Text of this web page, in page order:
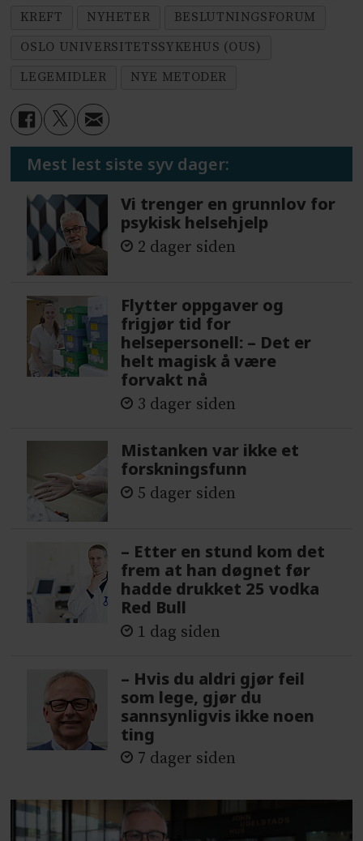
KREFT NYHETER
BESLUTNINGSFORUM
OSLO UNIVERSITETSSYKEHUS (OUS)
LEGEMIDLER
NYE METODER
Mest lest siste syv dager:
Vi trenger en grunnlov for
psykisk helsehjelp
2 dager siden
Flytter oppgaver og
frigjør tid for
helsepersonell: – Det er
helt magisk å være
forvakt nå
3 dager siden
Mistanken var ikke et
forskningsfunn
5 dager siden
– Etter en stund kom det
frem at han døgnet før
hadde drukket 25 vodka
Red Bull
1 dag siden
– Hvis du aldri gjør feil
som lege, gjør du
sannsynligvis ikke noen
ting
7 dager siden